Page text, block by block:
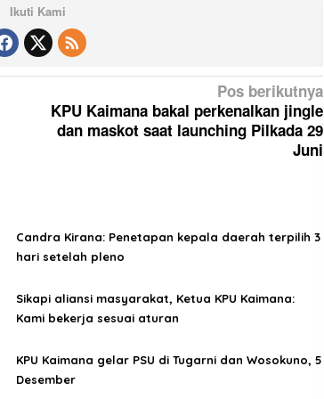
Ikuti Kami
Pos berikutnya
KPU Kaimana bakal perkenalkan jingle
dan maskot saat launching Pilkada 29
Juni
Candra Kirana: Penetapan kepala daerah terpilih 3
hari setelah pleno
Sikapi aliansi masyarakat, Ketua KPU Kaimana:
Kami bekerja sesuai aturan
KPU Kaimana gelar PSU di Tugarni dan Wosokuno, 5
Desember